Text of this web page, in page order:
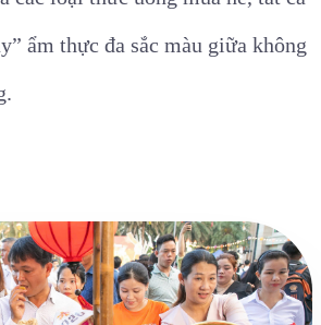
ẩm thực đa sắc màu giữa không